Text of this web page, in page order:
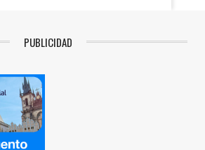
PUBLICIDAD